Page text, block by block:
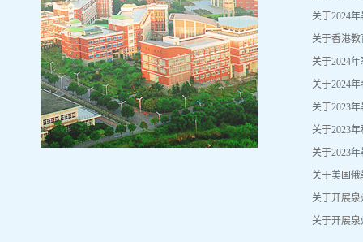
关于2024
关于香港教
关于2024
关于2024
关于2023
关于2023
关于2023
关于美国俄
关于开展泉
关于开展泉